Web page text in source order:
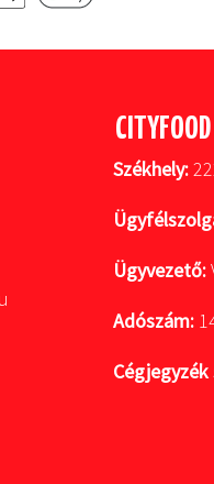
Székhely:
Ügyvezető:
Adószám:
Cégjegyzék